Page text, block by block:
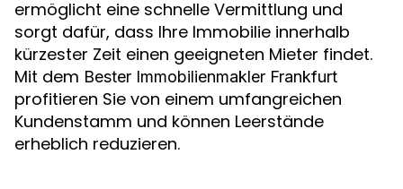
ermöglicht eine schnelle Vermittlung und
sorgt dafür, dass Ihre Immobilie innerhalb
kürzester Zeit einen geeigneten Mieter findet.
Mit dem Bester Immobilienmakler Frankfurt
profitieren Sie von einem umfangreichen
Kundenstamm und können Leerstände
erheblich reduzieren.